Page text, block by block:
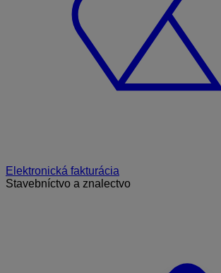
Elektronická fakturácia
Stavebníctvo a znalectvo